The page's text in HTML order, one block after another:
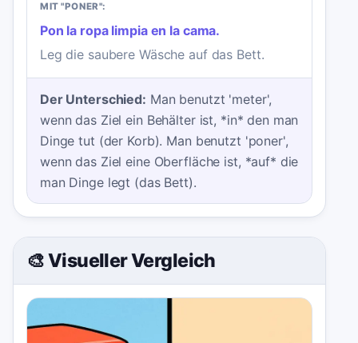
MIT "PONER":
Pon la ropa limpia en la cama.
Leg die saubere Wäsche auf das Bett.
Der Unterschied: Man benutzt 'meter',
wenn das Ziel ein Behälter ist, *in* den man
Dinge tut (der Korb). Man benutzt 'poner',
wenn das Ziel eine Oberfläche ist, *auf* die
man Dinge legt (das Bett).
🎨 Visueller Vergleich